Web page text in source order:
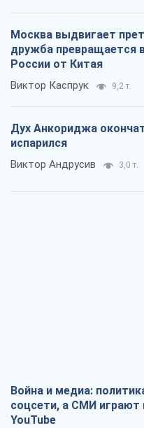
Москва выдвигает
дружба превращается
России от Китая
Виктор Каспрук 9,2 т.
Дух Анкориджа
испарился
Виктор Андрусив 3,0 т.
Война и медиа:
соцсети, а СМИ играют
YouTube